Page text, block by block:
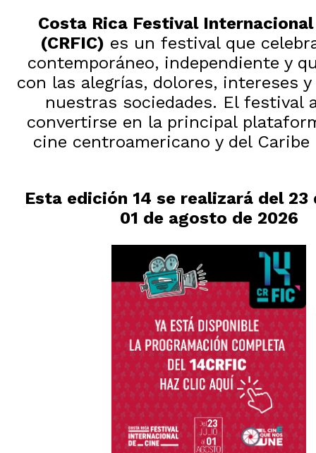
Costa Rica Festival Internacional
(CRFIC) es un festival que
contemporáneo, independiente y
con las alegrías, dolores, intereses y
nuestras sociedades. El festival
convertirse en la principal
cine centroamericano y del Caribe
Esta edición 14 se realizará del 23
01 de agosto de 2026